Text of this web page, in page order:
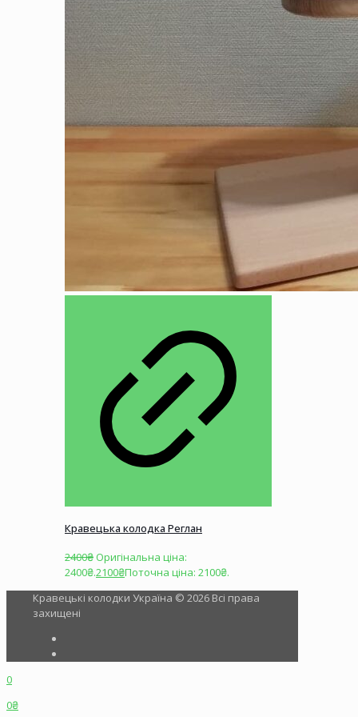
Кравецька колодка Реглан
2400₴ Оригінальна ціна:
2400₴.2100₴Поточна ціна: 2100₴.
Кравецькі колодки Україна © 2026 Всі права
захищені
0
0₴